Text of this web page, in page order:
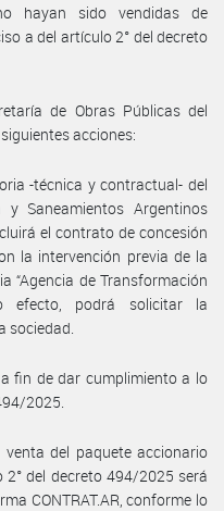
hayan sido vendidas de
a del artículo 2° del decreto
de Obras Públicas del
acciones:
-técnica y contractual- del
Saneamientos Argentinos
el contrato de concesión
la intervención previa de la
“Agencia de Transformación
efecto, podrá solicitar la
sociedad.
fin de dar cumplimiento a lo
2025.
venta del paquete accionario
del decreto 494/2025 será
CONTRAT.AR, conforme lo